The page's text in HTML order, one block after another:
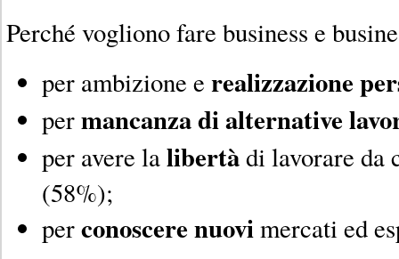
Perché vogliono fare business e
per ambizione e realizzazione
permancanza di alternative
per avere lalibertàdi lavorare da
(58%);
perconoscere nuovimercati ed